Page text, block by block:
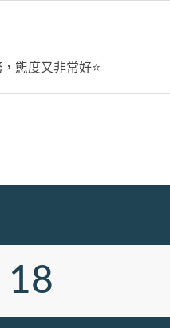
態度又非常好⭐️
18